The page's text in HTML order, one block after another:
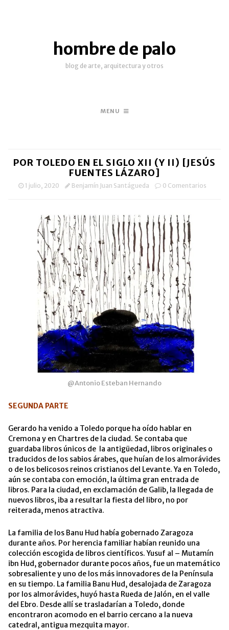
hombre de palo
blog de arte, arquitectura y otros
MENU
POR TOLEDO EN EL SIGLO XII (Y II) [JESÚS
FUENTES LÁZARO]
1 julio, 2020 Benjamín Juan Santágueda 0 Comentarios
@Antonio Esteban Hernando
SEGUNDA PARTE
Gerardo ha venido a Toledo porque ha oído hablar en
Cremona y en Chartres de la ciudad. Se contaba que
guardaba libros únicos de la antigüedad, libros originales o
traducidos de los sabios árabes, que huían de los almorávides
o de los belicosos reinos cristianos del Levante. Ya en Toledo,
aún se contaba con emoción, la última gran entrada de
libros. Para la ciudad, en exclamación de Galib, la llegada de
nuevos libros, iba a resultar la fiesta del libro, no por
reiterada, menos atractiva.
La familia de los Banu Hud había gobernado Zaragoza
durante años. Por herencia familiar habían reunido una
colección escogida de libros científicos. Yusuf al – Mutamín
ibn Hud, gobernador durante pocos años, fue un matemático
sobresaliente y uno de los más innovadores de la Península
en su tiempo. La familia Banu Hud, desalojada de Zaragoza
por los almorávides, huyó hasta Rueda de Jalón, en el valle
del Ebro. Desde allí se trasladarían a Toledo, donde
encontraron acomodo en el barrio cercano a la nueva
catedral, antigua mezquita mayor.